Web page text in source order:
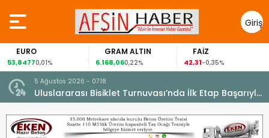
Giriş
Yap
EURO
53,84770,01%
GRAM ALTIN
6.168,060,22%
FAİZ
42,31-0,35%
5 Ağustos 2026 - 07:18
Uluslararası Bisiklet Turnuvası’nda İlk Etap Başarıyla
Tamamlandı.